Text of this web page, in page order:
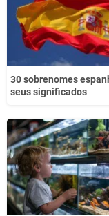
30 sobrenomes
seus significados